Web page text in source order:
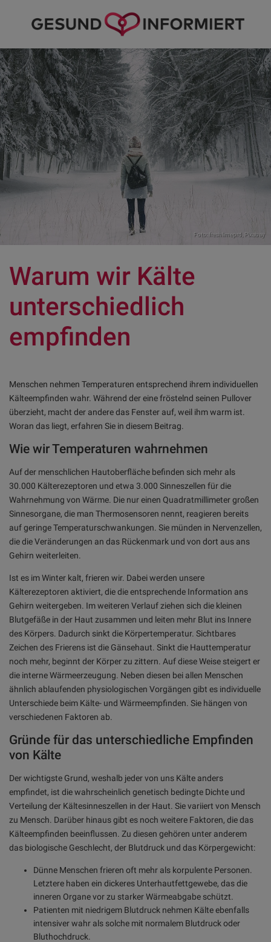
Foto: freshlimeprd, Pixabay
Warum wir Kälte
unterschiedlich
empfinden
Menschen nehmen Temperaturen entsprechend ihrem individuellen
Kälteempfinden wahr. Während der eine fröstelnd seinen Pullover
überzieht, macht der andere das Fenster auf, weil ihm warm ist.
Woran das liegt, erfahren Sie in diesem Beitrag.
Wie wir Temperaturen wahrnehmen
Auf der menschlichen Hautoberfläche befinden sich mehr als
30.000 Kälterezeptoren und etwa 3.000 Sinneszellen für die
Wahrnehmung von Wärme. Die nur einen Quadratmillimeter großen
Sinnesorgane, die man Thermosensoren nennt, reagieren bereits
auf geringe Temperaturschwankungen. Sie münden in Nervenzellen,
die die Veränderungen an das Rückenmark und von dort aus ans
Gehirn weiterleiten.
Ist es im Winter kalt, frieren wir. Dabei werden unsere
Kälterezeptoren aktiviert, die die entsprechende Information ans
Gehirn weitergeben. Im weiteren Verlauf ziehen sich die kleinen
Blutgefäße in der Haut zusammen und leiten mehr Blut ins Innere
des Körpers. Dadurch sinkt die Körpertemperatur. Sichtbares
Zeichen des Frierens ist die Gänsehaut. Sinkt die Hauttemperatur
noch mehr, beginnt der Körper zu zittern. Auf diese Weise steigert er
die interne Wärmeerzeugung. Neben diesen bei allen Menschen
ähnlich ablaufenden physiologischen Vorgängen gibt es individuelle
Unterschiede beim Kälte- und Wärmeempfinden. Sie hängen von
verschiedenen Faktoren ab.
Gründe für das unterschiedliche Empfinden
von Kälte
Der wichtigste Grund, weshalb jeder von uns Kälte anders
empfindet, ist die wahrscheinlich genetisch bedingte Dichte und
Verteilung der Kältesinneszellen in der Haut. Sie variiert von Mensch
zu Mensch. Darüber hinaus gibt es noch weitere Faktoren, die das
Kälteempfinden beeinflussen. Zu diesen gehören unter anderem
das biologische Geschlecht, der Blutdruck und das Körpergewicht:
Dünne Menschen frieren oft mehr als korpulente Personen.
Letztere haben ein dickeres Unterhautfettgewebe, das die
inneren Organe vor zu starker Wärmeabgabe schützt.
Patienten mit niedrigem Blutdruck nehmen Kälte ebenfalls
intensiver wahr als solche mit normalem Blutdruck oder
Bluthochdruck.